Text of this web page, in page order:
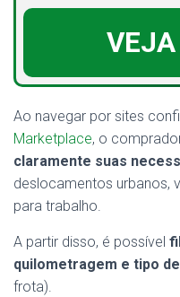
VEJA
Ao navegar por sites
Marketplace, o
claramente suas
deslocamentos urbanos,
para trabalho.
A partir disso, é possível
quilometragem e tipo
frota).